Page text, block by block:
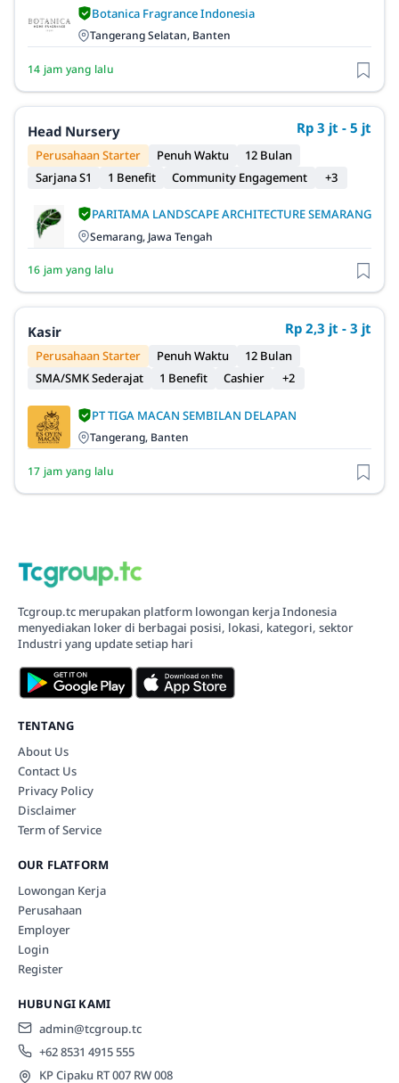
Botanica Fragrance Indonesia
Tangerang Selatan, Banten
14 jam yang lalu
Head Nursery Rp 3 jt - 5 jt
Perusahaan Starter Penuh Waktu
12 Bulan
Sarjana S1
1 Benefit Community Engagement +3
PARITAMA LANDSCAPE ARCHITECTURE SEMARANG
Semarang, Jawa Tengah
16 jam yang lalu
Kasir Rp 2,3 jt - 3 jt
Perusahaan Starter Penuh Waktu
12 Bulan
SMA/SMK Sederajat
1 Benefit Cashier +2
PT TIGA MACAN SEMBILAN DELAPAN
Tangerang, Banten
17 jam yang lalu
Tcgroup.tc merupakan platform lowongan kerja Indonesia
menyediakan loker di berbagai posisi, lokasi, kategori, sektor
Industri yang update setiap hari
TENTANG
About Us
Contact Us
Privacy Policy
Disclaimer
Term of Service
OUR FLATFORM
Lowongan Kerja
Perusahaan
Employer
Login
Register
HUBUNGI KAMI
admin@tcgroup.tc
+62 8531 4915 555
KP Cipaku RT 007 RW 008